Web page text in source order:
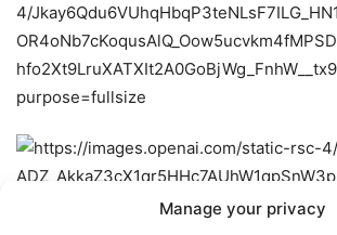
Manage your privacy